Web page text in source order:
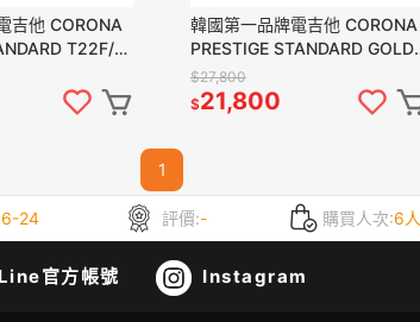
吉他 CORONA
T22F/M
板 桃花心木琴
韓國第一品牌電吉他 CORONA
PRESTIGE STANDARD GOLD
TOP LP22 GT 雙雙 金色
$27,800
$21,800
1
24 評價:- 購買人次:6人
Line官方帳號 Instagram